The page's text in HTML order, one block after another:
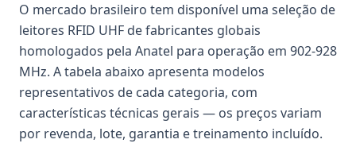
O mercado brasileiro tem disponível uma seleção de
leitores RFID UHF de fabricantes globais
homologados pela Anatel para operação em 902-928
MHz. A tabela abaixo apresenta modelos
representativos de cada categoria, com
características técnicas gerais — os preços variam
por revenda, lote, garantia e treinamento incluído.